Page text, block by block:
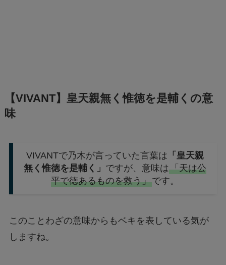
【VIVANT】皇天親無く惟徳を是輔くの意
味
VIVANTで乃木が言っていた言葉は 「皇天親
無く惟徳を是輔く」 ですが、意味は 「天は公
平で徳あるものを救う」です。
このことわざの意味からもベキを表している気が
しますね。